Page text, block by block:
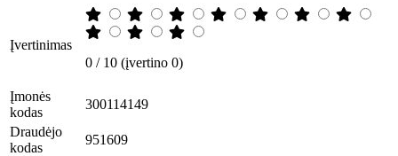
Įvertinimas
0 / 10 (įvertino 0)
Įmonės
kodas
300114149
Draudėjo
kodas
951609